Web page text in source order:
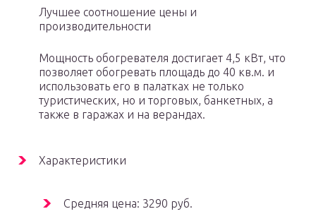
Лучшее соотношение цены и
производительности
Мощность обогревателя достигает 4,5 кВт, что
позволяет обогревать площадь до 40 кв.м. и
использовать его в палатках не только
туристических, но и торговых, банкетных, а
также в гаражах и на верандах.
Характеристики
Средняя цена: 3290 руб.